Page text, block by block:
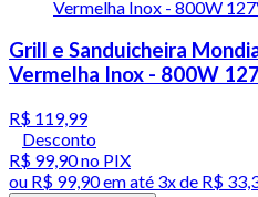
Grill e Sanduicheira
Vermelha Inox - 800W
R$ 119,99
Desconto
R$ 99,90no PIX
ou R$ 99,90em até 3x de R$